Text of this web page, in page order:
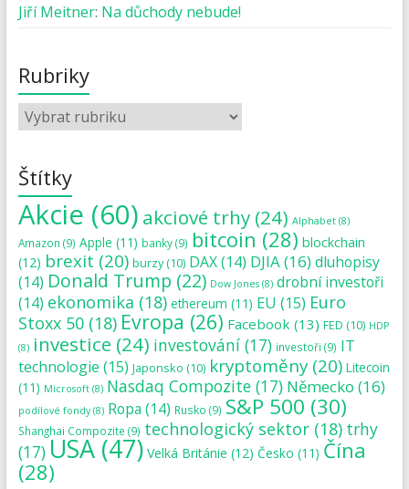
Jiří Meitner: Na důchody nebude!
Rubriky
Štítky
Akcie (60) akciové trhy(24) Alphabet(8)
Amazon (9) Apple (11) banky(9) bitcoin (28) blockchain
(12) brexit (20) burzy(10) DAX(14) DJIA(16)dluhopisy
(14) Donald Trump (22) Dow Jones(8) drobní investoři
(14) ekonomika (18) ethereum (11) EU (15) Euro
Stoxx 50(18) Evropa (26) Facebook (13) FED (10) HDP
(8) investice (24) investování(17) investoři (9) IT
technologie (15) Japonsko (10) kryptoměny(20) Litecoin
(11) Microsoft(8) Nasdaq Compozite(17) Německo (16)
podílové fondy(8) Ropa (14) Rusko (9) S&P 500 (30)
Shanghai Compozite (9) technologický sektor(18) trhy
(17)USA(47) Velká Británie (12) Česko (11) Čína
(28)